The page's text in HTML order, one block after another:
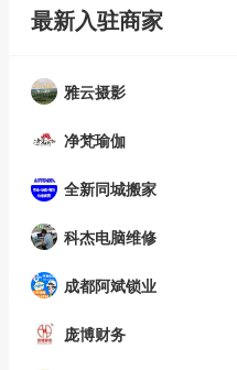
最新入驻商家
雅云摄影
净梵瑜伽
全新同城搬家
科杰电脑维修
成都阿斌锁业
庞博财务